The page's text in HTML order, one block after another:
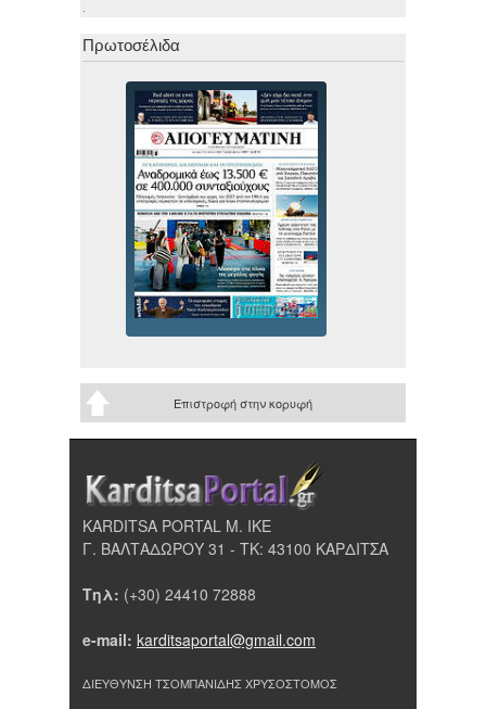
.
Πρωτοσέλιδα
Επιστροφή στην κορυφή
KARDITSA PORTAL Μ. ΙΚΕ
Γ. ΒΑΛΤΑΔΩΡΟΥ 31 - ΤΚ: 43100 ΚΑΡΔΙΤΣΑ
Τηλ: (+30) 24410 72888
e-mail: karditsaportal@gmail.com
ΔΙΕΥΘΥΝΣΗ ΤΣΟΜΠΑΝΙΔΗΣ ΧΡΥΣΟΣΤΟΜΟΣ